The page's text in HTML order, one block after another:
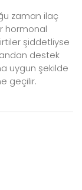
zaman ilaç
hormonal
şiddetliyse
destek
uygun şekilde
geçilir.